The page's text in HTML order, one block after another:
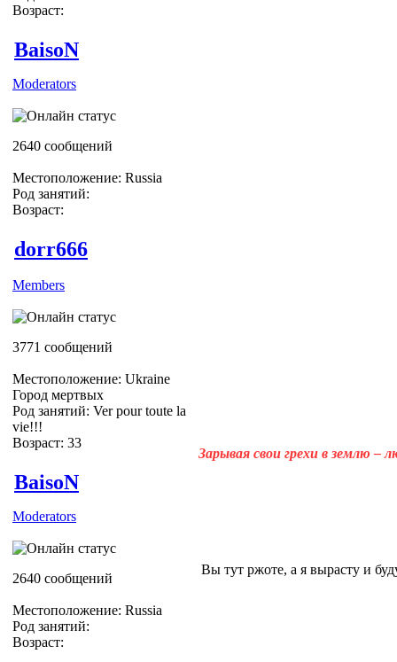
Возраст:
BaisoN
Moderators
2640 сообщений
Местоположение: Russia
Род занятий:
Возраст:
dorr666
Members
3771 сообщений
Местоположение: Ukraine
Город мертвых
Род занятий: Ver pour toute la
vie!!!
Возраст: 33
Зарывая свои грехи в землю –
BaisoN
Moderators
2640 сообщений
Местоположение: Russia
Род занятий:
Возраст:
Вы тут ржоте, а я вырасту и